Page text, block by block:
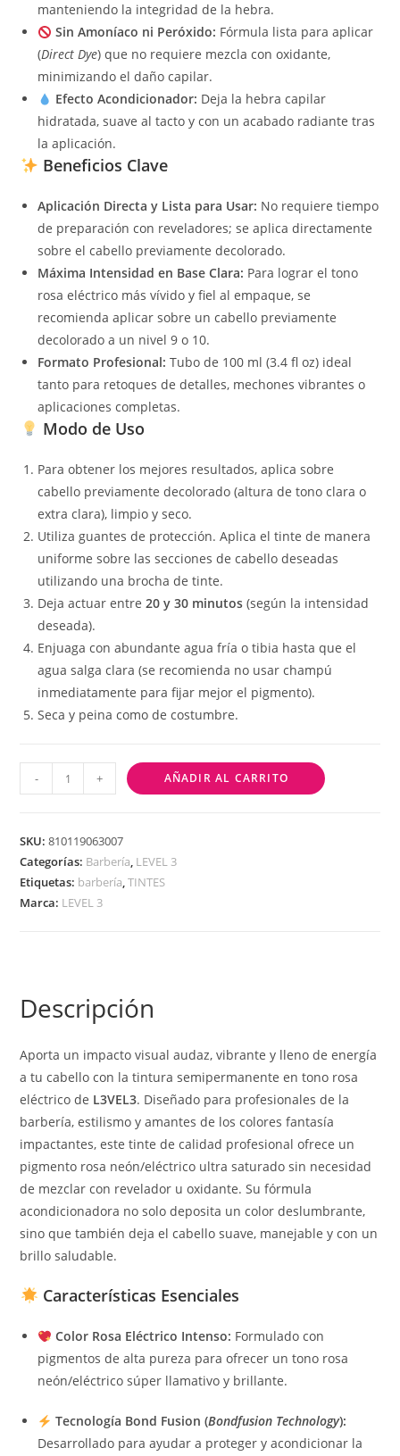
manteniendo la integridad de la hebra.
Sin Amoníaco ni Peróxido: Fórmula lista para aplicar
(Direct Dye) que no requiere mezcla con oxidante,
minimizando el daño capilar.
Efecto Acondicionador: Deja la hebra capilar
hidratada, suave al tacto y con un acabado radiante tras
la aplicación.
Beneficios Clave
Aplicación Directa y Lista para Usar: No requiere tiempo
de preparación con reveladores; se aplica directamente
sobre el cabello previamente decolorado.
Máxima Intensidad en Base Clara: Para lograr el tono
rosa eléctrico más vívido y fiel al empaque, se
recomienda aplicar sobre un cabello previamente
decolorado a un nivel 9 o 10.
Formato Profesional: Tubo de 100 ml (3.4 fl oz) ideal
tanto para retoques de detalles, mechones vibrantes o
aplicaciones completas.
Modo de Uso
Para obtener los mejores resultados, aplica sobre
cabello previamente decolorado (altura de tono clara o
extra clara), limpio y seco.
Utiliza guantes de protección. Aplica el tinte de manera
uniforme sobre las secciones de cabello deseadas
utilizando una brocha de tinte.
Deja actuar entre20 y 30 minutos (según la intensidad
deseada).
Enjuaga con abundante agua fría o tibia hasta que el
agua salga clara (se recomienda no usar champú
inmediatamente para fijar mejor el pigmento).
Seca y peina como de costumbre.
- + AÑADIR AL CARRITO
SKU:810119063007
Categorías: Barbería, LEVEL 3
Etiquetas: barbería,TINTES
Marca: LEVEL 3
Descripción
Aporta un impacto visual audaz, vibrante y lleno de energía
a tu cabello con la tintura semipermanente en tono rosa
eléctrico de L3VEL3. Diseñado para profesionales de la
barbería, estilismo y amantes de los colores fantasía
impactantes, este tinte de calidad profesional ofrece un
pigmento rosa neón/eléctrico ultra saturado sin necesidad
de mezclar con revelador u oxidante. Su fórmula
acondicionadora no solo deposita un color deslumbrante,
sino que también deja el cabello suave, manejable y con un
brillo saludable.
Características Esenciales
Color Rosa Eléctrico Intenso: Formulado con
pigmentos de alta pureza para ofrecer un tono rosa
neón/eléctrico súper llamativo y brillante.
Tecnología Bond Fusion (Bondfusion Technology):
Desarrollado para ayudar a proteger y acondicionar la